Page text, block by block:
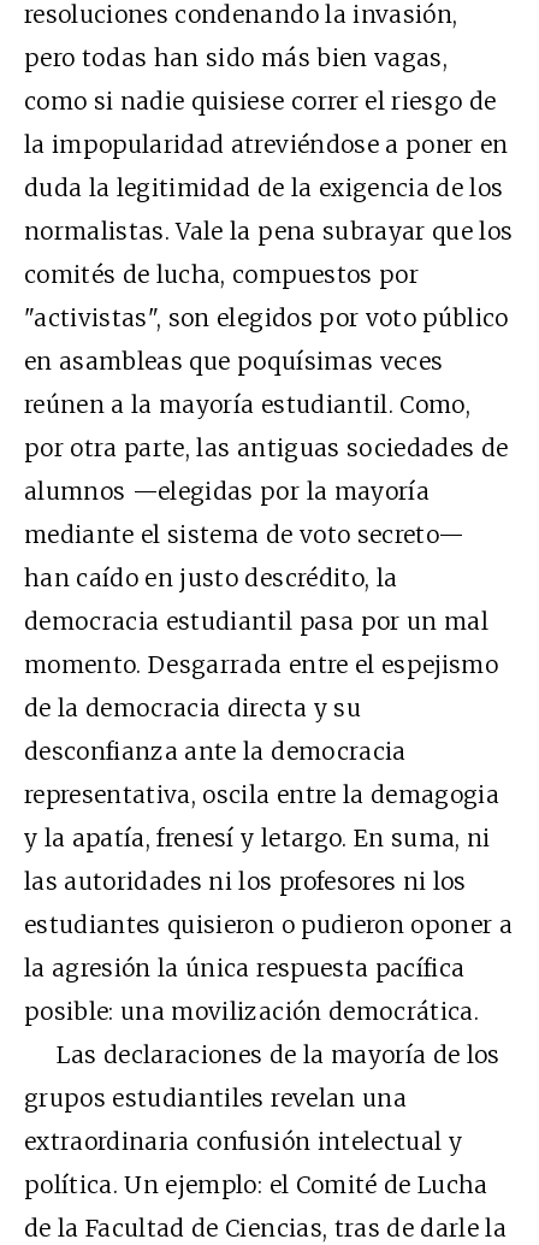
resoluciones condenando la invasión,
pero todas han sido más bien vagas,
como si nadie quisiese correr el riesgo de
la impopularidad atreviéndose a poner en
duda la legitimidad de la exigencia de los
normalistas. Vale la pena subrayar que los
comités de lucha, compuestos por
"activistas", son elegidos por voto público
en asambleas que poquísimas veces
reúnen a la mayoría estudiantil. Como,
por otra parte, las antiguas sociedades de
alumnos —elegidas por la mayoría
mediante el sistema de voto secreto—
han caído en justo descrédito, la
democracia estudiantil pasa por un mal
momento. Desgarrada entre el espejismo
de la democracia directa y su
desconfianza ante la democracia
representativa, oscila entre la demagogia
y la apatía, frenesí y letargo. En suma, ni
las autoridades ni los profesores ni los
estudiantes quisieron o pudieron oponer a
la agresión la única respuesta pacífica
posible: una movilización democrática.
Las declaraciones de la mayoría de los
grupos estudiantiles revelan una
extraordinaria confusión intelectual y
política. Un ejemplo: el Comité de Lucha
de la Facultad de Ciencias, tras de darle la